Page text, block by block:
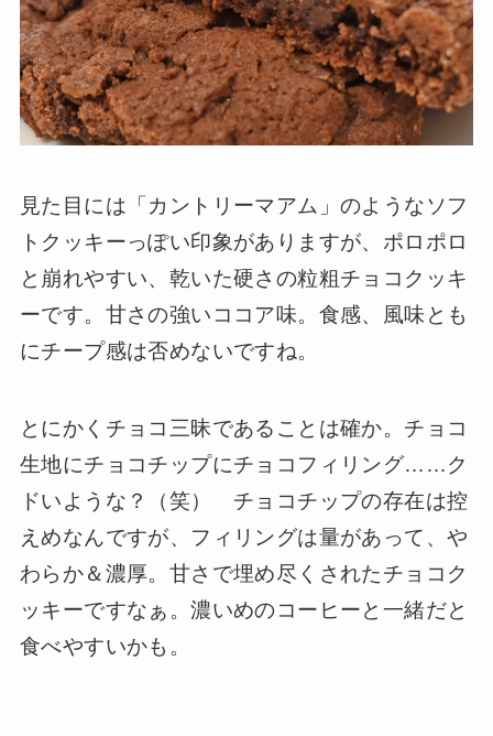
見た目には「カントリーマアム」のようなソフ
トクッキーっぽい印象がありますが、ポロポロ
と崩れやすい、乾いた硬さの粒粗チョコクッキ
ーです。甘さの強いココア味。食感、風味とも
にチープ感は否めないですね。
とにかくチョコ三昧であることは確か。チョコ
生地にチョコチップにチョコフィリング……ク
ドいような？（笑） チョコチップの存在は控
えめなんですが、フィリングは量があって、や
わらか＆濃厚。甘さで埋め尽くされたチョコク
ッキーですなぁ。濃いめのコーヒーと一緒だと
食べやすいかも。